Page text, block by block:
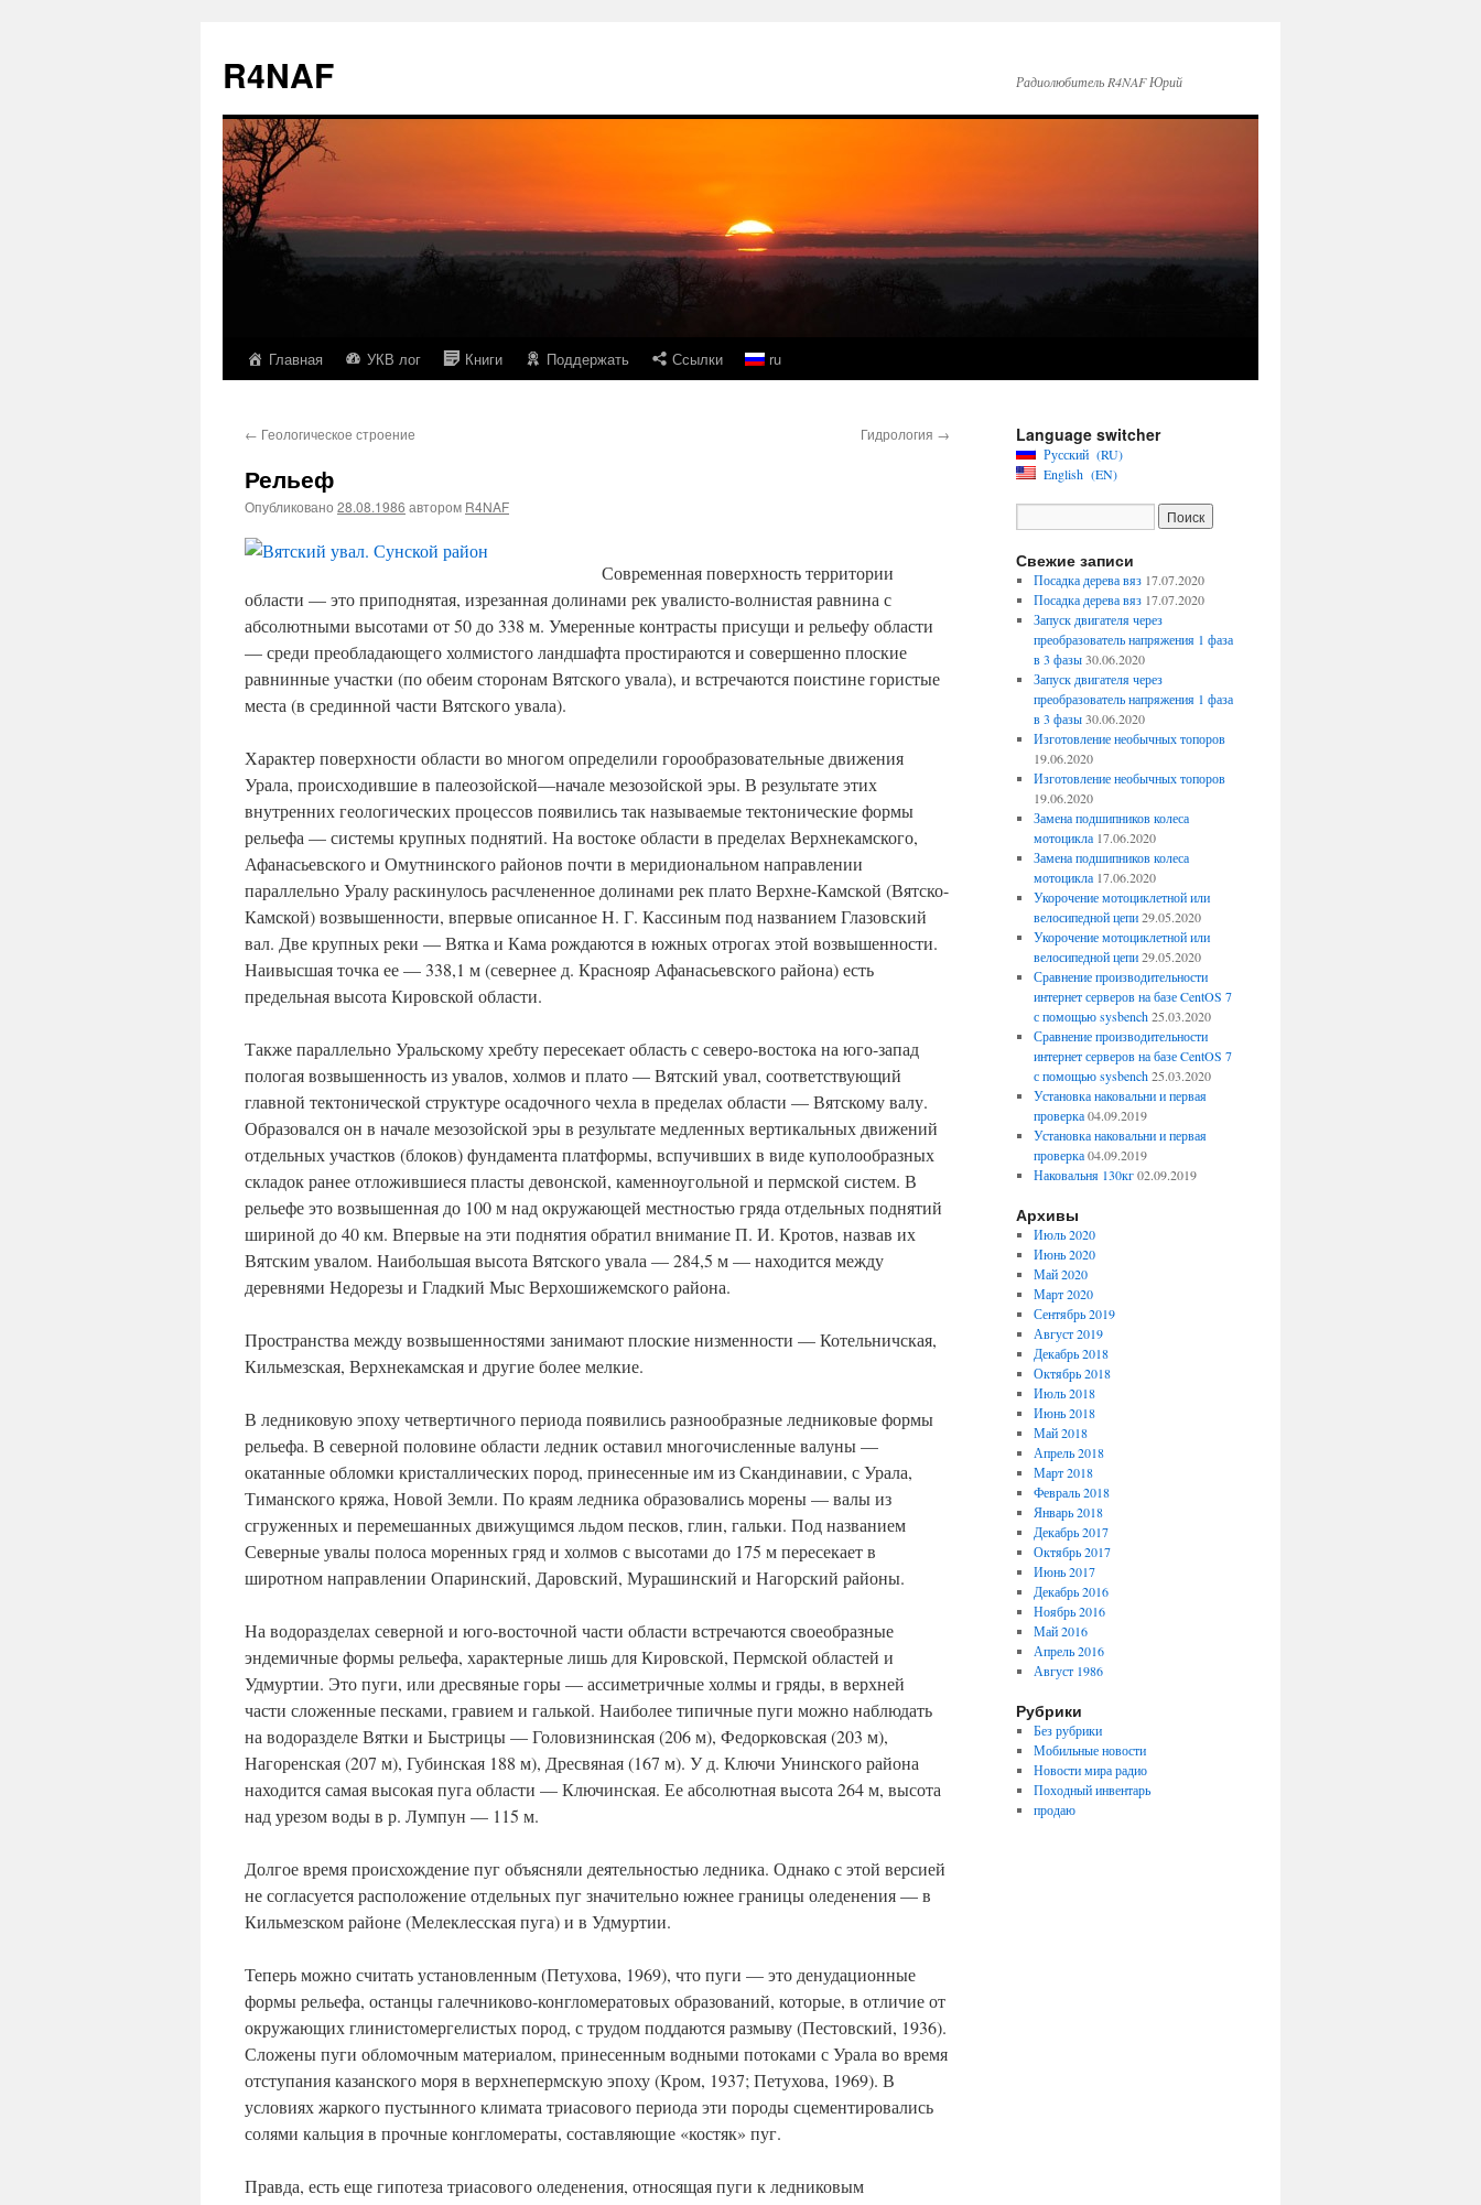
R4NAF Радиолюбитель R4NAF Юрий
Перейти
содержимому
Главная УКВ лог Книги Поддержать Ссылки ru
← Геологическое строение Гидрология →
Рельеф
Опубликовано 28.08.1986 автором R4NAF
Современная поверхность территории
области — это приподнятая, изрезанная долинами рек увалисто-волнистая равнина с
абсолютными высотами от 50 до 338 м. Умеренные контрасты присущи и рельефу области
— среди преобладающего холмистого ландшафта простираются и совершенно плоские
равнинные участки (по обеим сторонам Вятского увала), и встречаются поистине гористые
места (в срединной части Вятского увала).
Характер поверхности области во многом определили горообразовательные движения
Урала, происходившие в палеозойской—начале мезозойской эры. В результате этих
внутренних геологических процессов появились так называемые тектонические формы
рельефа — системы крупных поднятий. На востоке области в пределах Верхнекамского,
Афанасьевского и Омутнинского районов почти в меридиональном направлении
параллельно Уралу раскинулось расчлененное долинами рек плато Верхне-Камской (Вятско-
Камской) возвышенности, впервые описанное Н. Г. Кассиным под названием Глазовский
вал. Две крупных реки — Вятка и Кама рождаются в южных отрогах этой возвышенности.
Наивысшая точка ее — 338,1 м (севернее д. Краснояр Афанасьевского района) есть
предельная высота Кировской области.
Также параллельно Уральскому хребту пересекает область с северо-востока на юго-запад
пологая возвышенность из увалов, холмов и плато — Вятский увал, соответствующий
главной тектонической структуре осадочного чехла в пределах области — Вятскому валу.
Образовался он в начале мезозойской эры в результате медленных вертикальных движений
отдельных участков (блоков) фундамента платформы, вспучивших в виде куполообразных
складок ранее отложившиеся пласты девонской, каменноугольной и пермской систем. В
рельефе это возвышенная до 100 м над окружающей местностью гряда отдельных поднятий
шириной до 40 км. Впервые на эти поднятия обратил внимание П. И. Кротов, назвав их
Вятским увалом. Наибольшая высота Вятского увала — 284,5 м — находится между
деревнями Недорезы и Гладкий Мыс Верхошижемского района.
Пространства между возвышенностями занимают плоские низменности — Котельничская,
Кильмезская, Верхнекамская и другие более мелкие.
В ледниковую эпоху четвертичного периода появились разнообразные ледниковые формы
рельефа. В северной половине области ледник оставил многочисленные валуны —
окатанные обломки кристаллических пород, принесенные им из Скандинавии, с Урала,
Тиманского кряжа, Новой Земли. По краям ледника образовались морены — валы из
сгруженных и перемешанных движущимся льдом песков, глин, гальки. Под названием
Северные увалы полоса моренных гряд и холмов с высотами до 175 м пересекает в
широтном направлении Опаринский, Даровский, Мурашинский и Нагорский районы.
На водоразделах северной и юго-восточной части области встречаются своеобразные
эндемичные формы рельефа, характерные лишь для Кировской, Пермской областей и
Удмуртии. Это пуги, или дресвяные горы — ассиметричные холмы и гряды, в верхней
части сложенные песками, гравием и галькой. Наиболее типичные пуги можно наблюдать
на водоразделе Вятки и Быстрицы — Головизнинская (206 м), Федорковская (203 м),
Нагоренская (207 м), Губинская 188 м), Дресвяная (167 м). У д. Ключи Унинского района
находится самая высокая пуга области — Ключинская. Ее абсолютная высота 264 м, высота
над урезом воды в р. Лумпун — 115 м.
Долгое время происхождение пуг объясняли деятельностью ледника. Однако с этой версией
не согласуется расположение отдельных пуг значительно южнее границы оледенения — в
Кильмезском районе (Мелеклесская пуга) и в Удмуртии.
Теперь можно считать установленным (Петухова, 1969), что пуги — это денудационные
формы рельефа, останцы галечниково-конгломератовых образований, которые, в отличие от
окружающих глинистомергелистых пород, с трудом поддаются размыву (Пестовский, 1936).
Сложены пуги обломочным материалом, принесенным водными потоками с Урала во время
отступания казанского моря в верхнепермскую эпоху (Кром, 1937; Петухова, 1969). В
условиях жаркого пустынного климата триасового периода эти породы сцементировались
солями кальция в прочные конгломераты, составляющие «костяк» пуг.
Правда, есть еще гипотеза триасового оледенения, относящая пуги к ледниковым
Language switcher
Русский
RU
English
EN
Свежие записи
Посадка дерева вяз 17.07.2020
Посадка дерева вяз 17.07.2020
Запуск двигателя через
преобразователь напряжения 1 фаза
в 3 фазы 30.06.2020
Запуск двигателя через
преобразователь напряжения 1 фаза
в 3 фазы 30.06.2020
Изготовление необычных топоров
19.06.2020
Изготовление необычных топоров
19.06.2020
Замена подшипников колеса
мотоцикла 17.06.2020
Замена подшипников колеса
мотоцикла 17.06.2020
Укорочение мотоциклетной или
велосипедной цепи 29.05.2020
Укорочение мотоциклетной или
велосипедной цепи 29.05.2020
Сравнение производительности
интернет серверов на базе CentOS 7
с помощью sysbench 25.03.2020
Сравнение производительности
интернет серверов на базе CentOS 7
с помощью sysbench 25.03.2020
Установка наковальни и первая
проверка 04.09.2019
Установка наковальни и первая
проверка 04.09.2019
Наковальня 130кг 02.09.2019
Архивы
Июль 2020
Июнь 2020
Май 2020
Март 2020
Сентябрь 2019
Август 2019
Декабрь 2018
Октябрь 2018
Июль 2018
Июнь 2018
Май 2018
Апрель 2018
Март 2018
Февраль 2018
Январь 2018
Декабрь 2017
Октябрь 2017
Июнь 2017
Декабрь 2016
Ноябрь 2016
Май 2016
Апрель 2016
Август 1986
Рубрики
Без рубрики
Мобильные новости
Новости мира радио
Походный инвентарь
продаю